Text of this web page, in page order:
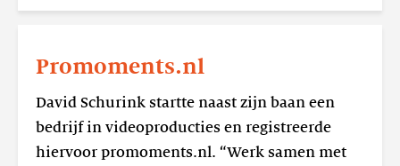
Promoments.nl
David Schurink startte naast zijn baan een
bedrijf in videoproducties en registreerde
hiervoor promoments.nl. “Werk samen met
meer